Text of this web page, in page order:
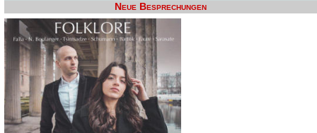
Neue Besprechungen